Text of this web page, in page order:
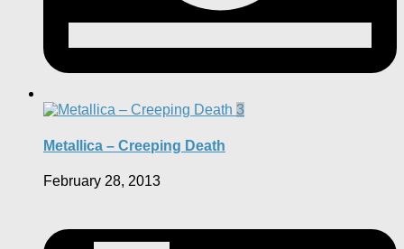
3
Metallica – Creeping Death
February 28, 2013